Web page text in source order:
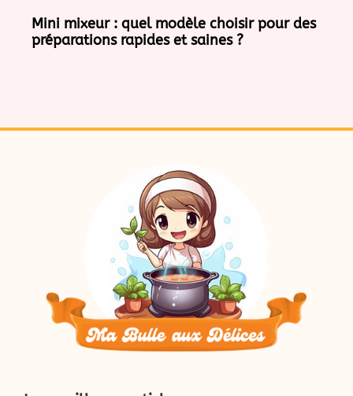
Mini mixeur : quel modèle choisir pour des
préparations rapides et saines ?